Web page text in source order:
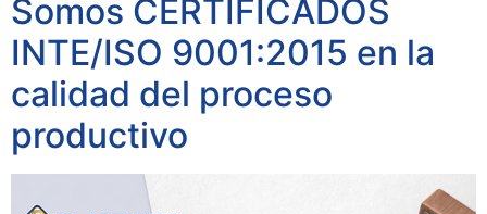
Somos CERTIFICADOS
INTE/ISO 9001:2015 en la
calidad del proceso
productivo